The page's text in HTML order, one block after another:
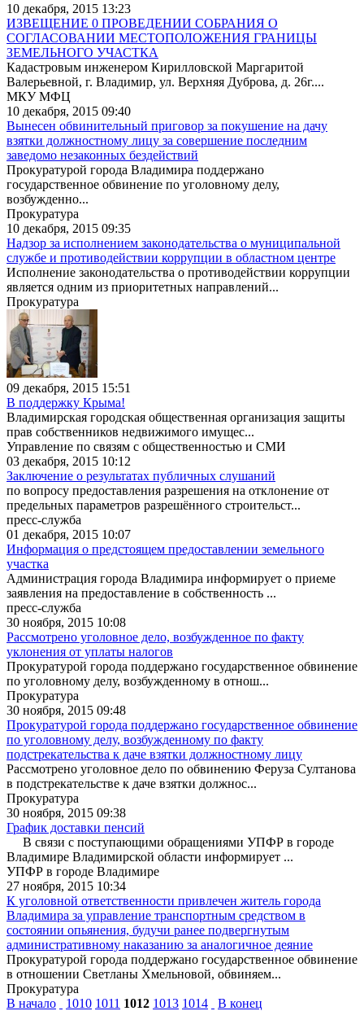
10 декабря, 2015 13:23
ИЗВЕЩЕНИЕ 0 ПРОВЕДЕНИИ СОБРАНИЯ О
СОГЛАСОВАНИИ МЕСТОПОЛОЖЕНИЯ ГРАНИЦЫ
ЗЕМЕЛЬНОГО УЧАСТКА
Кадастровым инженером Кирилловской Маргаритой
Валерьевной, г. Владимир, ул. Верхняя Дуброва, д. 26г....
МКУ МФЦ
10 декабря, 2015 09:40
Вынесен обвинительный приговор за покушение на дачу
взятки должностному лицу за совершение последним
заведомо незаконных бездействий
Прокуратурой города Владимира поддержано
государственное обвинение по уголовному делу,
возбужденно...
Прокуратура
10 декабря, 2015 09:35
Надзор за исполнением законодательства о муниципальной
службе и противодействии коррупции в областном центре
Исполнение законодательства о противодействии коррупции
является одним из приоритетных направлений...
Прокуратура
09 декабря, 2015 15:51
В поддержку Крыма!
Владимирская городская общественная организация защиты
прав собственников недвижимого имущес...
Управление по связям с общественностью и СМИ
03 декабря, 2015 10:12
Заключение о результатах публичных слушаний
по вопросу предоставления разрешения на отклонение от
предельных параметров разрешённого строительст...
пресс-служба
01 декабря, 2015 10:07
Информация о предстоящем предоставлении земельного
участка
Администрация города Владимира информирует о приеме
заявления на предоставление в собственность ...
пресс-служба
30 ноября, 2015 10:08
Рассмотрено уголовное дело, возбужденное по факту
уклонения от уплаты налогов
Прокуратурой города поддержано государственное обвинение
по уголовному делу, возбужденному в отнош...
Прокуратура
30 ноября, 2015 09:48
Прокуратурой города поддержано государственное обвинение
по уголовному делу, возбужденному по факту
подстрекательства к даче взятки должностному лицу
Рассмотрено уголовное дело по обвинению Феруза Султанова
в подстрекательстве к даче взятки должнос...
Прокуратура
30 ноября, 2015 09:38
График доставки пенсий
В связи с поступающими обращениями УПФР в городе
Владимире Владимирской области информирует ...
УПФР в городе Владимире
27 ноября, 2015 10:34
К уголовной ответственности привлечен житель города
Владимира за управление транспортным средством в
состоянии опьянения, будучи ранее подвергнутым
административному наказанию за аналогичное деяние
Прокуратурой города поддержано государственное обвинение
в отношении Светланы Хмельновой, обвиняем...
Прокуратура
В начало
1010 1011 1012 1013 1014 В конец